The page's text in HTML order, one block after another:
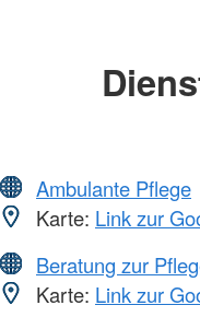
Ambulante Pflege
Karte: Link zur
Beratung zur
Karte: Link zur